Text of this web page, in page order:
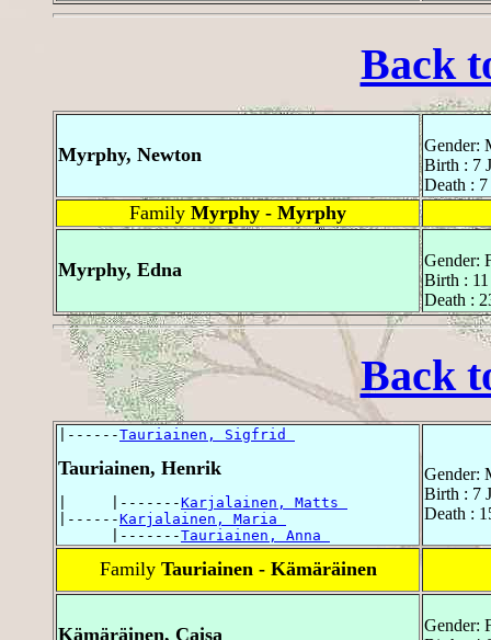
Back
Myrphy, Newton
Gender:
Birth : 7
Death :
Family Myrphy - Myrphy
Myrphy, Edna
Gender:
Birth :
Death :
Back
|------Tauriainen, Sigfrid
Tauriainen, Henrik
|     |-------Karjalainen, Matts
|------Karjalainen, Maria
      |-------
Tauriainen, Anna
Gender:
Birth : 7
Death :
Family Tauriainen - Kämäräinen
Kämäräinen, Caisa
Gender: